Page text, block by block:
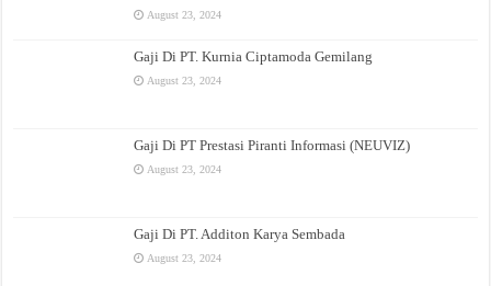
August 23, 2024
Gaji Di PT. Kurnia Ciptamoda Gemilang
August 23, 2024
Gaji Di PT Prestasi Piranti Informasi (NEUVIZ)
August 23, 2024
Gaji Di PT. Additon Karya Sembada
August 23, 2024